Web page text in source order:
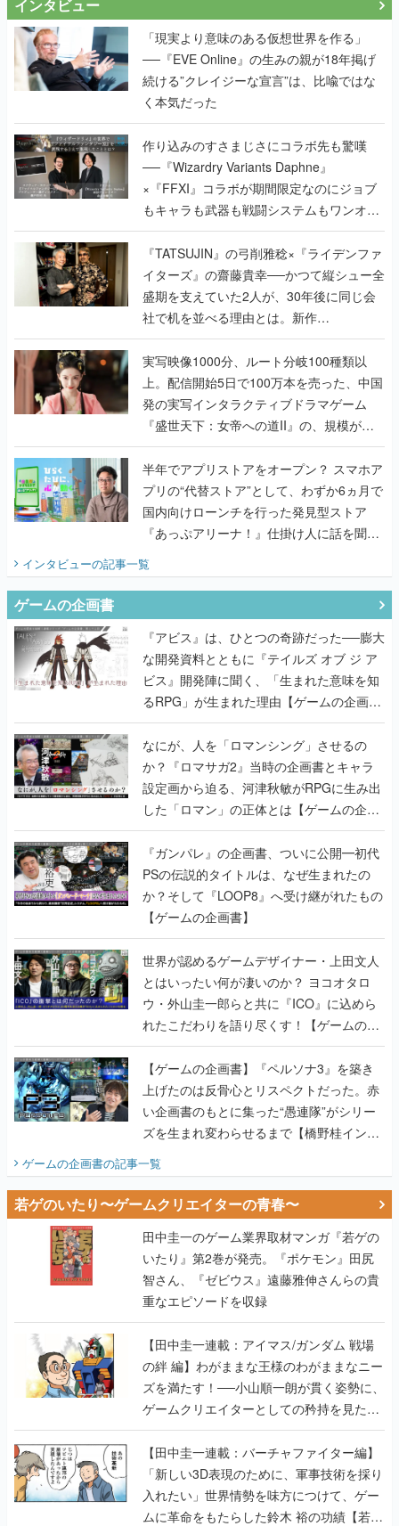
インタビュー
「現実より意味のある仮想世界を作る」
──『EVE Online』の生みの親が18年掲げ
続ける”クレイジーな宣言”は、比喩ではな
く本気だった
作り込みのすさまじさにコラボ先も驚嘆
──『Wizardry Variants Daphne』
×『FFXI』コラボが期間限定なのにジョブ
もキャラも武器も戦闘システムもワンオフ
で作り込まれた理由を両ディレクターに聞
く
『TATSUJIN』の弓削雅稔×『ライデンファ
イターズ』の齋藤貴幸──かつて縦シュー全
盛期を支えていた2人が、30年後に同じ会
社で机を並べる理由とは。新作
『TATSUJIN EXTREME』で初タッグを組
んだレジェンド2人に訊く開発秘話
実写映像1000分、ルート分岐100種類以
上。配信開始5日で100万本を売った、中国
発の実写インタラクティブドラマゲーム
『盛世天下：女帝への道II』の、規模が違
うこだわりをプロデューサーに聞いた
半年でアプリストアをオープン？ スマホア
プリの“代替ストア”として、わずか6ヵ月で
国内向けローンチを行った発見型ストア
『あっぷアリーナ！』仕掛け人に話を聞い
インタビューの記事一覧
ゲームの企画書
『アビス』は、ひとつの奇跡だった──膨大
な開発資料とともに『テイルズ オブ ジ ア
ビス』開発陣に聞く、「生まれた意味を知
るRPG」が生まれた理由【ゲームの企画
書】
なにが、人を「ロマンシング」させるの
か？『ロマサガ2』当時の企画書とキャラ
設定画から迫る、河津秋敏がRPGに生み出
した「ロマン」の正体とは【ゲームの企画
書】
『ガンパレ』の企画書、ついに公開━初代
PSの伝説的タイトルは、なぜ生まれたの
か？そして『LOOP8』へ受け継がれたもの
【ゲームの企画書】
世界が認めるゲームデザイナー・上田文人
とはいったい何が凄いのか？ ヨコオタロ
ウ・外山圭一郎らと共に『ICO』に込めら
れたこだわりを語り尽くす！【ゲームの企
画書】
【ゲームの企画書】『ペルソナ3』を築き
上げたのは反骨心とリスペクトだった。赤
い企画書のもとに集った“愚連隊”がシリー
ズを生まれ変わらせるまで【橋野桂インタ
ゲームの企画書の記事一覧
若ゲのいたり〜ゲームクリエイターの青春〜
田中圭一のゲーム業界取材マンガ『若ゲの
いたり』第2巻が発売。『ポケモン』田尻
智さん、『ゼビウス』遠藤雅伸さんらの貴
重なエピソードを収録
【田中圭一連載：アイマス/ガンダム 戦場
の絆 編】わがままな王様のわがままなニー
ズを満たす！──小山順一朗が貫く姿勢に、
ゲームクリエイターとしての矜持を見た
【若ゲのいたり最終回】
【田中圭一連載：バーチャファイター編】
「新しい3D表現のために、軍事技術を採り
入れたい」世界情勢を味方につけて、ゲー
ムに革命をもたらした鈴木 裕の功績【若ゲ